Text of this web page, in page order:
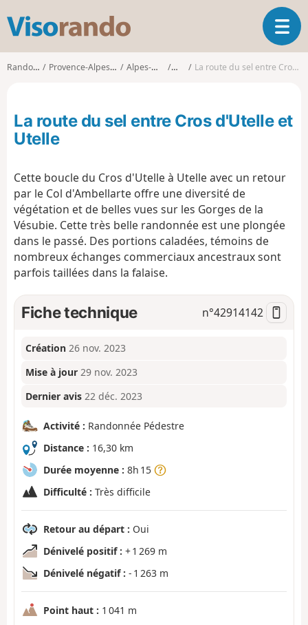
s
o
d
O
u
v
l
v
a
Randonnées Provence-Alpes-Côte d'Azur Alpes-Maritimes UtelleLa route du sel entre Cros d'Utelle et Utelle
La route du sel entre Cros d'Utelle et
Utelle
Cette boucle du Cros d'Utelle à Utelle avec un retour
par le Col d'Ambellarte offre une diversité de
végétation et de belles vues sur les Gorges de la
Vésubie. Cette très belle randonnée est une plongée
dans le passé. Des portions caladées, témoins de
nombreux échanges commerciaux ancestraux sont
parfois taillées dans la falaise.
Fiche technique n°42914142
Création 26 nov. 2023
Mise à jour 29 nov. 2023
Dernier avis 22 déc. 2023
Activité : Randonnée Pédestre
Distance : 16,30 km
Durée moyenne : 8h 15
Difficulté : Très difficile
Retour au départ : Oui
Dénivelé positif : + 1 269 m
Dénivelé négatif : - 1 263 m
Point haut : 1 041 m